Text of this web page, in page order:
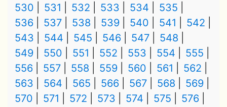
530
531 532 533 534
535
536
537 538 539 540 541
542
543
544 545 546 547
548
549
550 551 552 553 554
555
556
557 558 559 560 561
562
563
564 565 566 567 568
569
570
571 572 573 574 575
576